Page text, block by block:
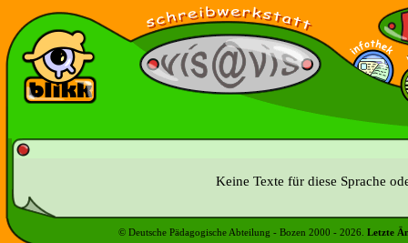
Keine Texte für diese Sprache
© Deutsche Pädagogische Abteilung - Bozen 2000 - 2026 Letzte